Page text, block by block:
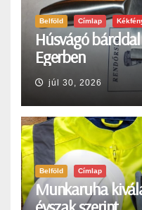
Belföld Címlap
Húsvágó
Egerben
júl 30, 2026
Belföld Címlap
Munkaruha